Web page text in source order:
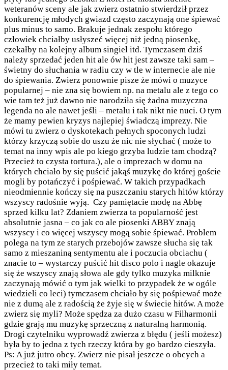
weteranów sceny ale jak zwierz ostatnio stwierdził przez
konkurencję młodych gwiazd często zaczynają one śpiewać
plus minus to samo. Brakuje jednak zespołu którego
człowiek chciałby usłyszeć więcej niż jedną piosenkę,
czekałby na kolejny album singiel itd. Tymczasem dziś
należy sprzedać jeden hit ale ów hit jest zawsze taki sam –
świetny do słuchania w radiu czy w tle w internecie ale nie
do śpiewania. Zwierz ponownie pisze że mówi o muzyce
popularnej – nie zna się bowiem np. na metalu ale z tego co
wie tam też już dawno nie narodziła się żadna muzyczna
legenda no ale nawet jeśli – metalu i tak nikt nie nuci. O tym
że mamy pewien kryzys najlepiej świadczą imprezy. Nie
mówi tu zwierz o dyskotekach pełnych spoconych ludzi
którzy krzyczą sobie do uszu że nic nie słychać ( może to
temat na inny wpis ale po kiego grzyba ludzie tam chodzą?
Przecież to czysta tortura.), ale o imprezach w domu na
których chciało by się puścić jakąś muzykę do której goście
mogli by potańczyć i pośpiewać. W takich przypadkach
nieodmiennie kończy się na puszczaniu starych hitów którzy
wszyscy radośnie wyją. Czy pamiętacie modę na Abbę
sprzed kilku lat? Zdaniem zwierza ta popularność jest
absolutnie jasna – co jak co ale piosenki ABBY znają
wszyscy i co więcej wszyscy mogą sobie śpiewać. Problem
polega na tym ze starych przebojów zawsze słucha się tak
samo z mieszaniną sentymentu ale i poczucia obciachu (
znacie to – wystarczy puścić hit disco polo i nagle okazuje
się że wszyscy znają słowa ale gdy tylko muzyka milknie
zaczynają mówić o tym jak wielki to przypadek że w ogóle
wiedzieli co leci) tymczasem chciało by się pośpiewać może
nie z dumą ale z radością że żyje się w świecie hitów. A może
zwierz się myli? Może spędza za dużo czasu w Filharmonii
gdzie grają mu muzykę sprzeczną z naturalną harmonią.
Drogi czytelniku wyprowadź zwierza z błędu ( jeśli możesz)
była by to jedna z tych rzeczy która by go bardzo cieszyła.
Ps: A już jutro obcy. Zwierz nie pisał jeszcze o obcych a
przecież to taki miły temat.